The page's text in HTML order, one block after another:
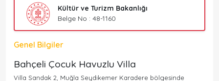
Kültür ve Turizm Bakanlığı
Belge No : 48-1160
Genel Bilgiler
Bahçeli Çocuk Havuzlu Villa
Villa Sandak 2, Muğla Seydikemer Karadere bölgesinde